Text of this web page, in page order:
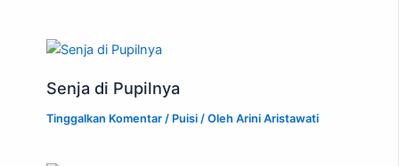
Senja di Pupilnya
Tinggalkan Komentar / Puisi / OlehArini Aristawati